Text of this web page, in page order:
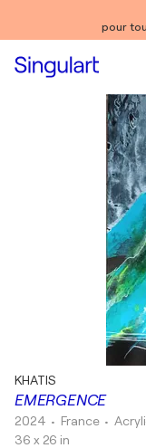
pour
EMERGENCE
KHATIS
2024 • France •
36 x 26 in